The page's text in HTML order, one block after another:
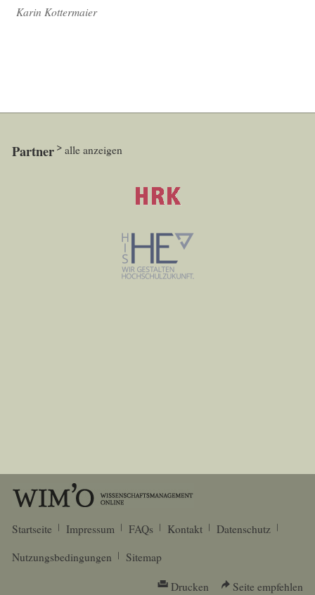
Karin Kottermaier
Partner alle anzeigen
Startseite Impressum FAQs Kontakt
Datenschutz
Nutzungsbedingungen
Sitemap
Drucken Seite empfehlen